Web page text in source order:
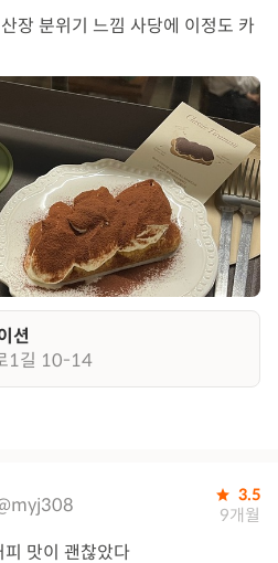
장 분위기 느낌 사당에 이정도 카
션
1길 10-14
3.5
9개월
맛이 괜찮았다